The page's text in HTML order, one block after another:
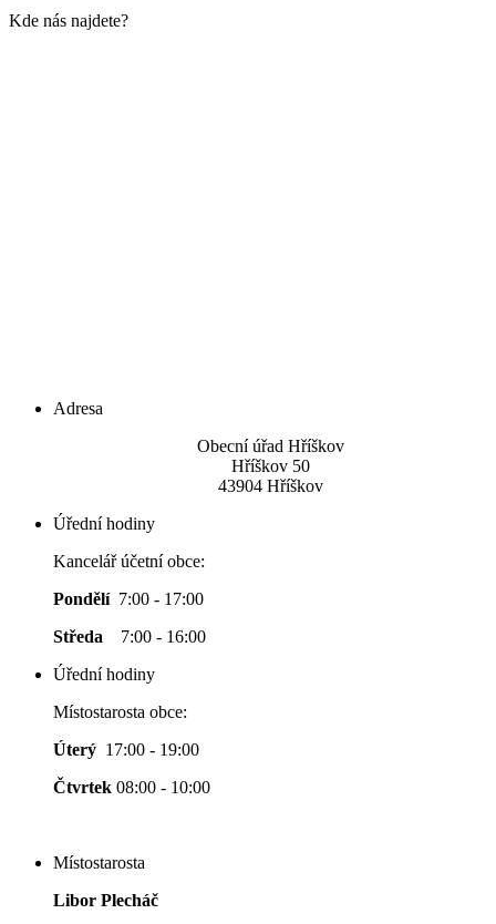
Kde nás najdete?
Adresa
Obecní úřad Hříškov
Hříškov 50
43904 Hříškov
Úřední hodiny
Kancelář účetní obce:
Pondělí 7:00 - 17:00
Středa 7:00 - 16:00
Úřední hodiny
Místostarosta obce:
Úterý 17:00 - 19:00
Čtvrtek 08:00 - 10:00
Místostarosta
Libor Plecháč